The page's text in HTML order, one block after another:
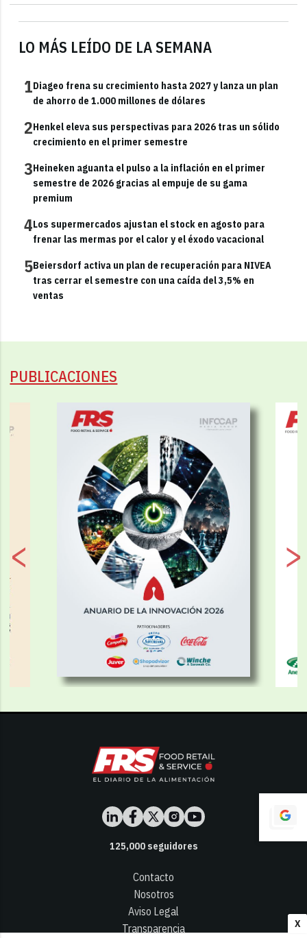
X
LO MÁS LEÍDO DE LA SEMANA
1Diageo frena su crecimiento hasta 2027 y lanza un plan
de ahorro de 1.000 millones de dólares
2Henkel eleva sus perspectivas para 2026 tras un sólido
crecimiento en el primer semestre
3Heineken aguanta el pulso a la inflación en el primer
semestre de 2026 gracias al empuje de su gama
premium
4Los supermercados ajustan el stock en agosto para
frenar las mermas por el calor y el éxodo vacacional
5Beiersdorf activa un plan de recuperación para NIVEA
tras cerrar el semestre con una caída del 3,5% en
ventas
PUBLICACIONES
125,000seguidores
Contacto
Nosotros
Aviso Legal
Transparencia